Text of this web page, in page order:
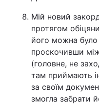
Мій новий
протягом
його можна було
проскочивши
(головне, не
там приймають
за своїм
змогла забрати